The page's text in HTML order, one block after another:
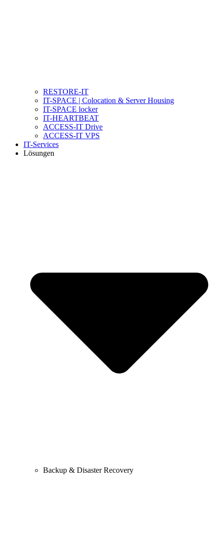
RESTORE-IT
IT-SPACE | Colocation & Server Housing
IT-SPACE locker
IT-HEARTBEAT
ACCESS-IT Drive
ACCESS-IT VPS
IT-Services
Lösungen
Backup & Disaster Recovery